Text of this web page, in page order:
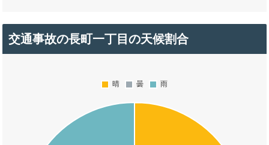
交通事故の長町一丁目の天候割合